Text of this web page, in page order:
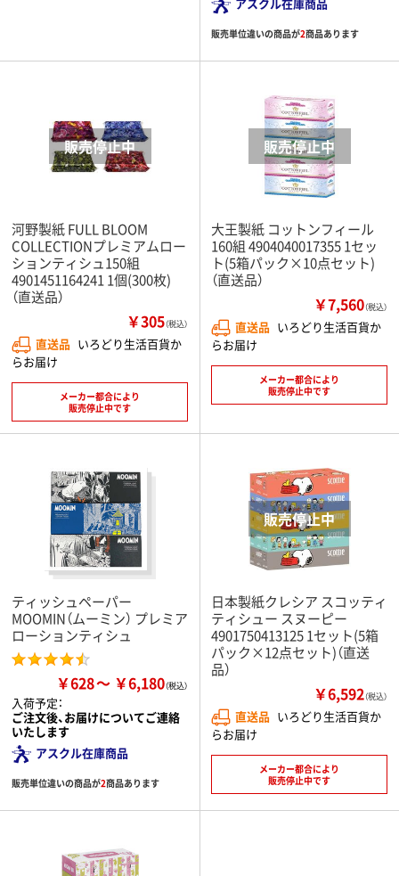
アスクル在庫商品
販売単位違いの商品が2商品あります
河野製紙 FULL BLOOM
COLLECTIONプレミアムロー
ションティシュ150組
4901451164241 1個(300枚)
（直送品）
￥305（税込）
直送品 いろどり生活百貨か
らお届け
メーカー都合により
販売停止中です
大王製紙 コットンフィール
160組 4904040017355 1セッ
ト(5箱パック×10点セット)
（直送品）
￥7,560（税込）
直送品 いろどり生活百貨か
らお届け
メーカー都合により
販売停止中です
ティッシュペーパー
MOOMIN（ムーミン） プレミア
ローションティシュ
￥628 ￥6,180
入荷予定：
ご注文後、お届けについてご連絡
いたします
アスクル在庫商品
販売単位違いの商品が2商品あります
日本製紙クレシア スコッティ
ティシュー スヌーピー
4901750413125 1セット(5箱
パック×12点セット)（直送
品）
￥6,592（税込）
直送品 いろどり生活百貨か
らお届け
メーカー都合により
販売停止中です